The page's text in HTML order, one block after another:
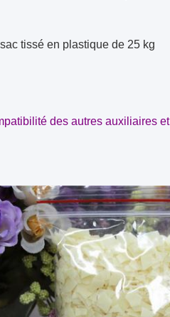
tissé en plastique de 25 kg
des autres auxiliaires